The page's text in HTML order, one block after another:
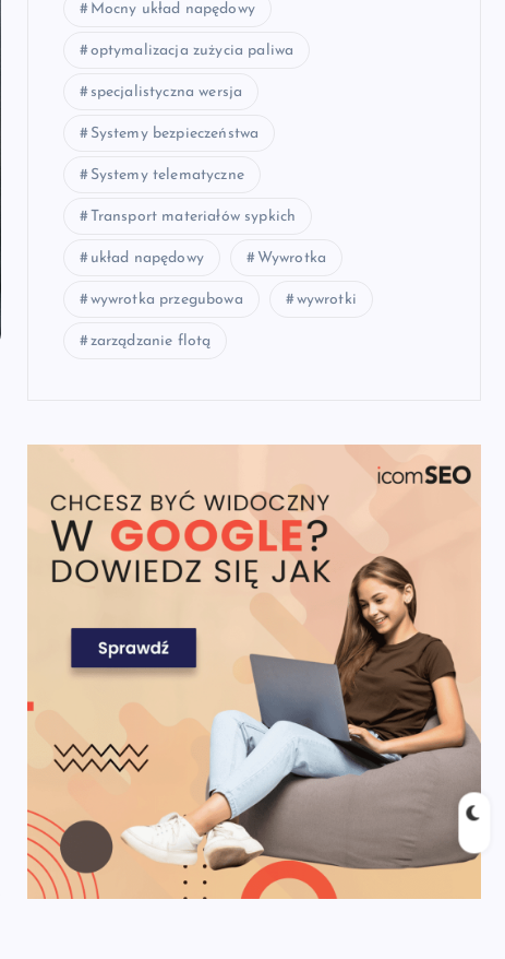
Mocny układ napędowy
optymalizacja zużycia paliwa
specjalistyczna wersja
Systemy bezpieczeństwa
Systemy telematyczne
Transport materiałów sypkich
układ napędowy Wywrotka
wywrotka przegubowa wywrotki
zarządzanie flotą